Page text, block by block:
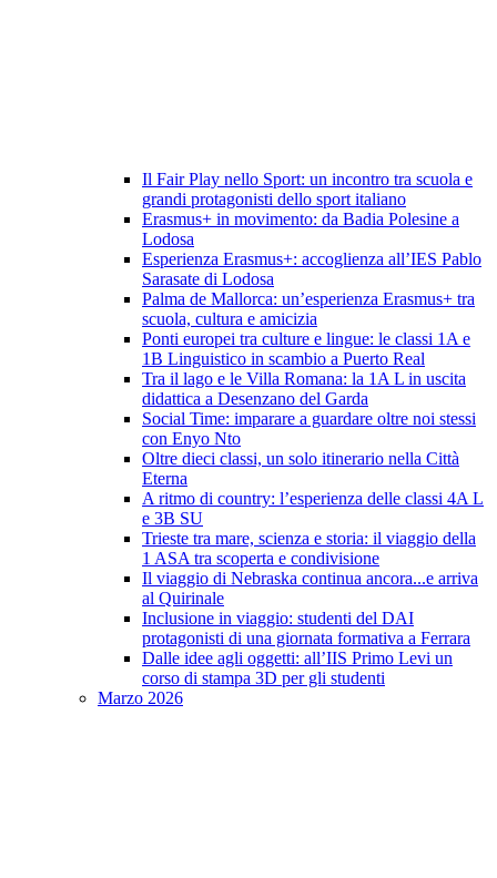
Il Fair Play nello Sport: un incontro tra scuola e
grandi protagonisti dello sport italiano
Erasmus+ in movimento: da Badia Polesine a
Lodosa
Esperienza Erasmus+: accoglienza all’IES Pablo
Sarasate di Lodosa
Palma de Mallorca: un’esperienza Erasmus+ tra
scuola, cultura e amicizia
Ponti europei tra culture e lingue: le classi 1A e
1B Linguistico in scambio a Puerto Real
Tra il lago e le Villa Romana: la 1A L in uscita
didattica a Desenzano del Garda
Social Time: imparare a guardare oltre noi stessi
con Enyo Nto
Oltre dieci classi, un solo itinerario nella Città
Eterna
A ritmo di country: l’esperienza delle classi 4A L
e 3B SU
Trieste tra mare, scienza e storia: il viaggio della
1 ASA tra scoperta e condivisione
Il viaggio di Nebraska continua ancora...e arriva
al Quirinale
Inclusione in viaggio: studenti del DAI
protagonisti di una giornata formativa a Ferrara
Dalle idee agli oggetti: all’IIS Primo Levi un
corso di stampa 3D per gli studenti
Marzo 2026